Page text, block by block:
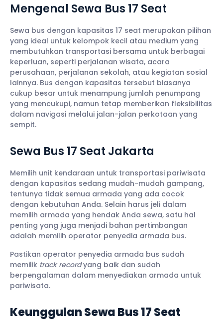
Mengenal Sewa Bus 17 Seat
Sewa bus dengan kapasitas 17 seat merupakan pilihan
yang ideal untuk kelompok kecil atau medium yang
membutuhkan transportasi bersama untuk berbagai
keperluan, seperti perjalanan wisata, acara
perusahaan, perjalanan sekolah, atau kegiatan sosial
lainnya. Bus dengan kapasitas tersebut biasanya
cukup besar untuk menampung jumlah penumpang
yang mencukupi, namun tetap memberikan fleksibilitas
dalam navigasi melalui jalan-jalan perkotaan yang
sempit.
Sewa Bus 17 Seat Jakarta
Memilih unit kendaraan untuk transportasi pariwisata
dengan kapasitas sedang mudah-mudah gampang,
tentunya tidak semua armada yang ada cocok
dengan kebutuhan Anda. Selain harus jeli dalam
memilih armada yang hendak Anda sewa, satu hal
penting yang juga menjadi bahan pertimbangan
adalah memilih operator penyedia armada bus.
Pastikan operator penyedia armada bus sudah
memilik track recordyang baik dan sudah
berpengalaman dalam menyediakan armada untuk
pariwisata.
Keunggulan Sewa Bus 17 Seat